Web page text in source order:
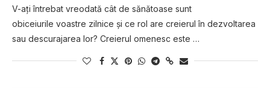
V-aţi întrebat vreodată cât de sănătoase sunt
obiceiurile voastre zilnice și ce rol are creierul în dezvoltarea
sau descurajarea lor? Creierul omenesc este …